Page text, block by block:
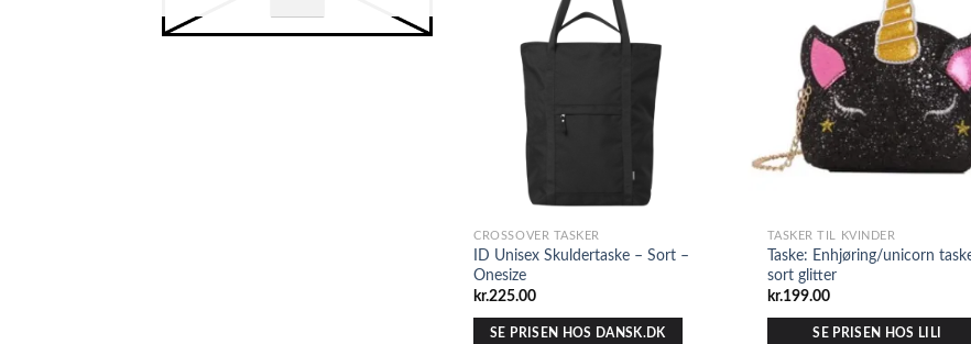
CROSSOVER TASKER
ID Unisex Skuldertaske – Sort –
Onesize
kr.225.00
SE PRISEN HOS DANSK.DK
TASKER TIL KVINDER
Taske: Enhjøring/unicorn
sort glitter
kr.199.00
SE PRISEN HOS LILI